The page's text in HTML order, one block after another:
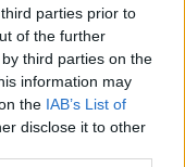
parties prior to
of the further
third parties on the
information may
the IAB’s List of
disclose it to other